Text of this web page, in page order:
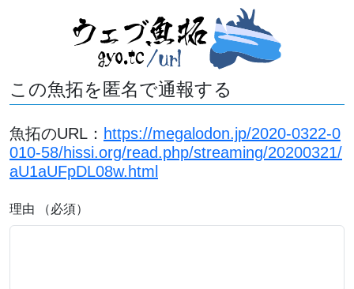
この魚拓を匿名で通報する
魚拓のURL： https://megalodon.jp/2020-0322-0
010-58/hissi.org/read.php/streaming/20200321/
aU1aUFpDL08w.html
理由 （必須）